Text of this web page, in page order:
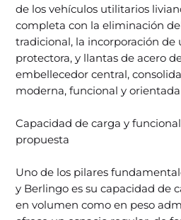
de los vehículos utilitarios
completa con la eliminación
tradicional, la incorporación de
protectora, y llantas de acero
embellecedor central,
moderna, funcional y
Capacidad de carga y
propuesta
Uno de los pilares
y Berlingo es su capacidad de
en volumen como en peso